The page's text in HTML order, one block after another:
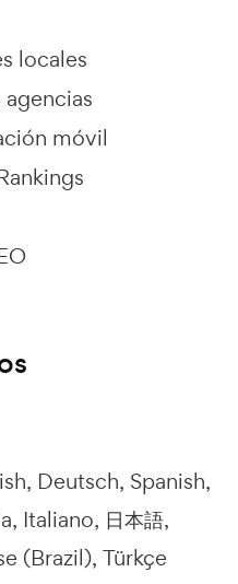
locales
móvil
Deutsch Spanish
Italiano 日本語
(Brazil) Türkçe